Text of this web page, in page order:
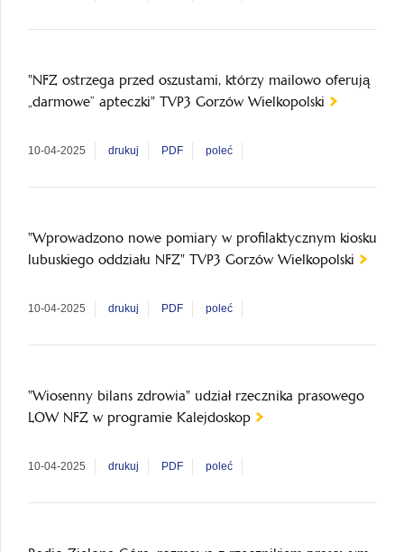
"NFZ ostrzega przed oszustami, którzy mailowo oferują
„darmowe” apteczki" TVP3 Gorzów Wielkopolski
10-04-2025 drukuj PDF poleć
"Wprowadzono nowe pomiary w profilaktycznym kiosku
lubuskiego oddziału NFZ" TVP3 Gorzów Wielkopolski
10-04-2025 drukuj PDF poleć
"Wiosenny bilans zdrowia" udział rzecznika prasowego
LOW NFZ w programie Kalejdoskop
10-04-2025 drukuj PDF poleć